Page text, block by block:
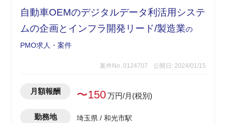
─多岐に渡るステークホルダーとの調
整、コミュニケーション、プロジェクト
の成果物レビューによる品質管理
題管理と対策案の検討および推進
自動車OEMのデジタルデータ利活用システ
ムの企画とインフラ開発リード/製造業の
PMO求人・案件
案件No. 0124707 公開日: 2024/01/15
月額報酬 〜150万円/月(税別)
勤務地 埼玉県 / 和光市駅